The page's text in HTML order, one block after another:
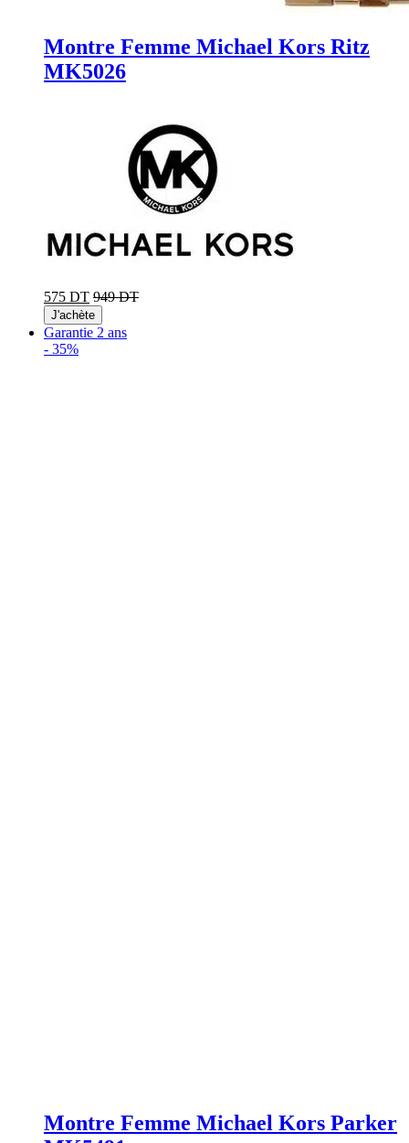
Montre Femme Michael Kors Ritz
MK5026
575 DT 949 DT
J'achète
Garantie 2 ans
- 35%
Montre Femme Michael Kors Parker